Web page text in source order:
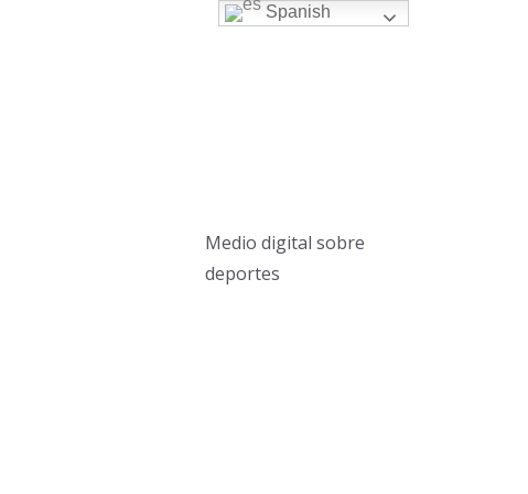
Medio digital sobre
deportes
Spanish